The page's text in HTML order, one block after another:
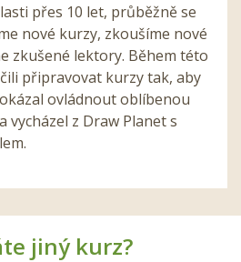
přes 10 let, průběžně se
nové kurzy, zkoušíme nové
zkušené lektory. Během této
připravovat kurzy tak, aby
ovládnout oblíbenou
vycházel z Draw Planet s
jiný kurz?